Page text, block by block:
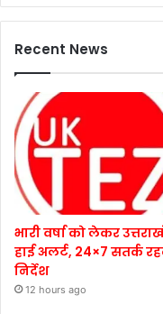
Recent News
भारी वर्षा को लेकर
हाई अलर्ट, 24×7 सतर्क
निर्देश
12 hours ago